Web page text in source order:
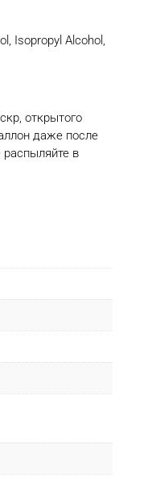
Isopropyl Alcohol,
открытого
даже после
в